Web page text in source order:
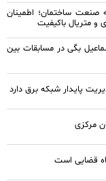
صنعت ساختمان؛ اطمینان
و متریال باکیفیت
بگی در مسابقات بین
پایدار شبکه برق دارد
قضایی است